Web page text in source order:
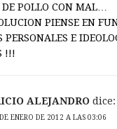
POLLO CON MAL…
PIENSE EN
PERSONALES E
!!!
ALEJANDRO dice:
ENERO DE 2012 A LAS 03:06